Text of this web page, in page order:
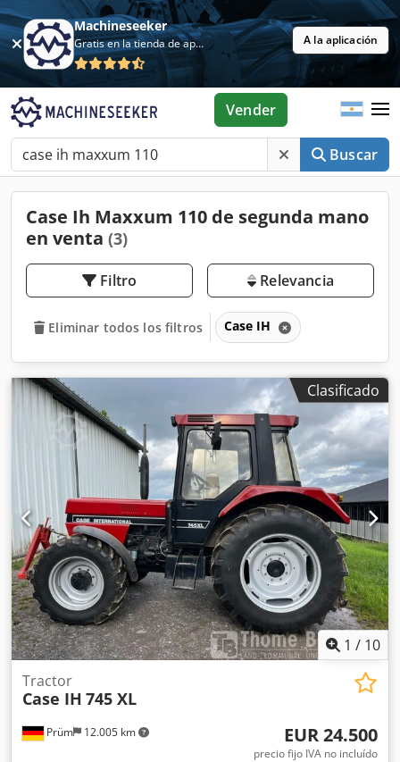
Machineseeker
Gratis en la tienda de aplicaciones A la aplicación
Buscar
Vender
Case Ih Maxxum 110 de segunda mano
en venta (3)
Filtro Relevancia
Eliminar todos los filtros Case IH
Clasificado
1 / 10
Prüm 12.005 km
Tractor
Case IH 745 XL
EUR 24.500
precio fijo IVA no incluído